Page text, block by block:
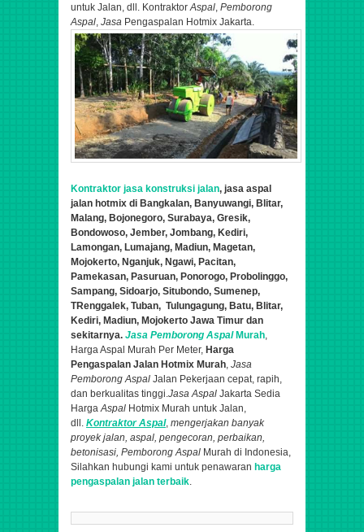
untuk Jalan, dll. KontraktorAspal, Pemborong
Aspal, Jasa Pengaspalan Hotmix Jakarta.
Kontraktor jasa konstruksi jalan, jasa aspal
jalan hotmix di Bangkalan, Banyuwangi, Blitar,
Malang, Bojonegoro, Surabaya, Gresik,
Bondowoso, Jember, Jombang, Kediri,
Lamongan, Lumajang, Madiun, Magetan,
Mojokerto, Nganjuk, Ngawi, Pacitan,
Pamekasan, Pasuruan, Ponorogo, Probolinggo,
Sampang, Sidoarjo, Situbondo, Sumenep,
TRenggalek, Tuban, Tulungagung, Batu, Blitar,
Kediri, Madiun, Mojokerto Jawa Timur dan
sekitarnya. Jasa Pemborong AspalMurah,
Harga Aspal Murah Per Meter, Harga
Pengaspalan Jalan Hotmix Murah, Jasa
Pemborong Aspal Jalan Pekerjaan cepat, rapih,
dan berkualitas tinggi.Jasa Aspal Jakarta Sedia
HargaAspal Hotmix Murah untuk Jalan,
dll. KontraktorAspal, mengerjakan banyak
proyek jalan, aspal, pengecoran, perbaikan,
betonisasi, Pemborong Aspal Murah di Indonesia,
Silahkan hubungi kami untuk penawaran harga
pengaspalan jalan terbaik.